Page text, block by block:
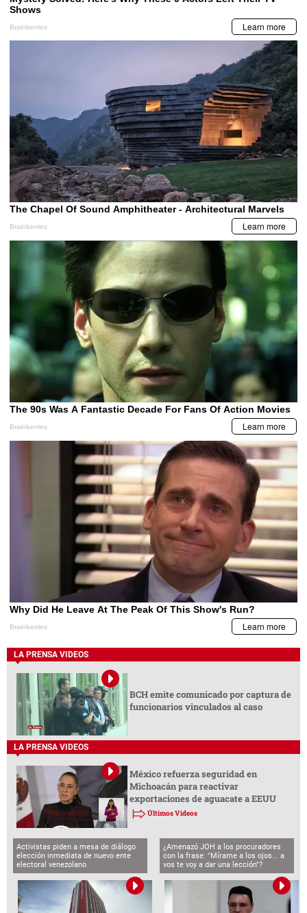
LA PRENSA VIDEOS
BCH emite comunicado por captura de
funcionarios vinculados al caso
LA PRENSA VIDEOS
México refuerza seguridad en
Michoacán para reactivar
exportaciones de aguacate a EEUU
Últimos Videos
Activistas piden a mesa de diálogo
elección inmediata de nuevo ente
electoral venezolano
¿Amenazó JOH a los procuradores
con la frase: "Mírame a los ojos... a
vos te voy a dar una lección"?